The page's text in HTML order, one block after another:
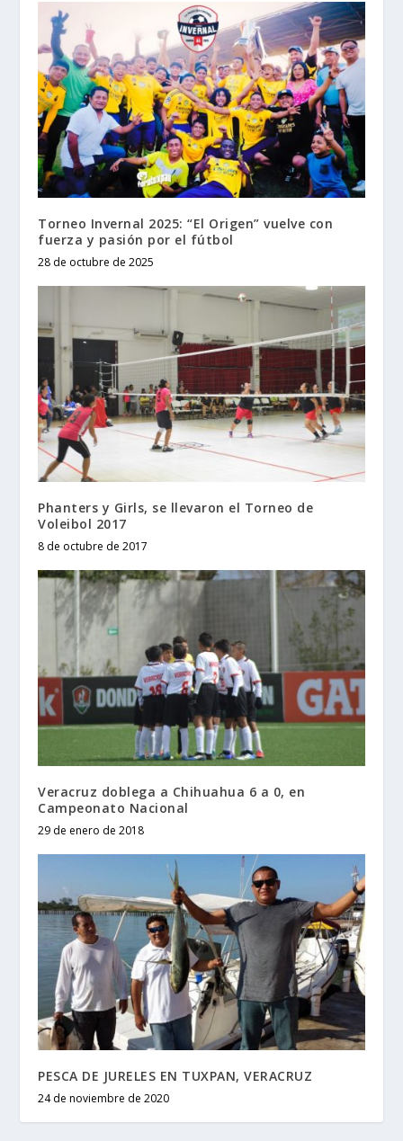
Torneo Invernal 2025: “El Origen” vuelve con
fuerza y pasión por el fútbol
28 de octubre de 2025
Phanters y Girls, se llevaron el Torneo de
Voleibol 2017
8 de octubre de 2017
Veracruz doblega a Chihuahua 6 a 0, en
Campeonato Nacional
29 de enero de 2018
PESCA DE JURELES EN TUXPAN, VERACRUZ
24 de noviembre de 2020